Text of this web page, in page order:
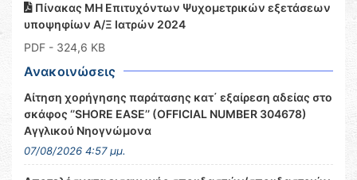
Πίνακας ΜΗ Επιτυχόντων Ψυχομετρικών εξετάσεων
υποψηφίων Α/Ξ Ιατρών 2024
PDF - 324,6 KB
Ανακοινώσεις
Αίτηση χορήγησης παράτασης κατ΄ εξαίρεση αδείας στο
σκάφος ‘’SHORE EASE’’ (OFFICIAL NUMBER 304678)
Αγγλικού Νηογνώμονα
07/08/2026 4:57 μμ.